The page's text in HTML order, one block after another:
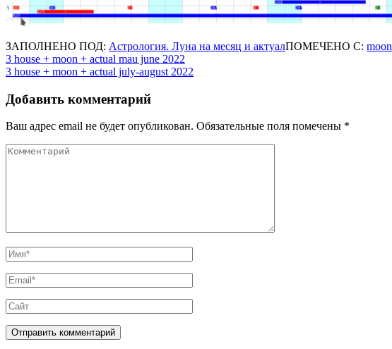
ЗАПОЛНЕНО ПОД: Астрология. Луна на месяц и актуалПОМЕЧЕНО С: moon
Навигация
по
записям
3 house + moon + actual mau june 2022
3 house + moon + actual july-august 2022
Добавить комментарий
Ваш адрес email не будет опубликован. Обязательные поля помечены *
Комментарий
Имя*
Email*
Сайт